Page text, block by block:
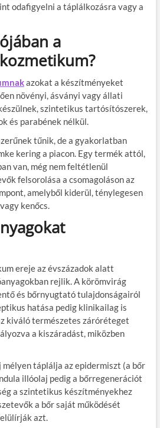
odafigyelni a táplálkozásra vagy a
a
azokat a készítményeket
növényi, ásványi vagy állati
szintetikus tartósítószerek,
és parabének nélkül.
tűnik, de a gyakorlatban
kering a piacon. Egy termék attól,
van, még nem feltétlenül
felsorolása a csomagoláson az
amelyből kiderül, ténylegesen
kenőcs.
ereje az évszázadok alatt
rejlik. A körömvirág
és bőrnyugtató tulajdonságairól
hatása pedig klinikailag is
kiváló természetes záróréteget
a kiszáradást, miközben
mélyen táplálja az epidermiszt (a bőr
illóolaj pedig a bőrregenerációt
a szintetikus készítményekhez
a bőr saját működését
azt.